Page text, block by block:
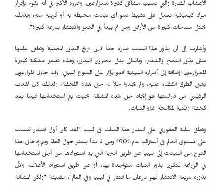
الأعشاب الضارة والتي تسبب مشاكل كثيرة للمزارعين، وضرره الأكبر في أنه يقوم بإفراز
مواد كيميائية تعمل على تثبيط نمو أي نباتات محيطة به أو قريبة منه، وبذلك
يحتل مساحات كبيرة من الأرض ومن ثم يبدأ في النمو والانتشار بسرعة كبيرة".
وأشارت إلى أن بذور هذا النبات ضارة جداً فهي تزيح البذور المحلية وتطغى عليها
مثل بذور القمح والشعير، وبالتالي يقل مخزون البذور، وهذه تعتبر مشكلة كبيرة
للمزارعين، إضافة إلى أضراره البيئية فهو يؤثر على التنوع البيئي، وقد حاول المزارعون
بشتى الطرق القضاء عليه، ولم يجدوا حلاً له حتى هذه اللحظة، ولذلك كان الهدف
الرئيسي من دراستها هو إيجاد حل لهذه المشكلة بحيث يتم استخدامها فيما بعد
كخطة وطنية لمكافحة غزو النبات.
وتعلق سالمة العقوري على انتشار هذا النبات في ليبيا "لقد كان أول انتشار للنبات
على مستوى العالم في أستراليا عام 1901 ومن ثم بدأ ينتشر حول العالم ويتم إدخال هذا
النوع من النباتات إلى ليبيا عن طريق التربة التي يتم استيرادها من أجل استخدامها
في الزراعة فتكون بذور النبات متواجدة بها، أو عن طريق استيراد الأعلاف، ولأن
بذوره سريعة الانتشار فهو سرعان ما انتشر في ليبيا وفي العالم"، مضيفةً "ولكن المشكلة